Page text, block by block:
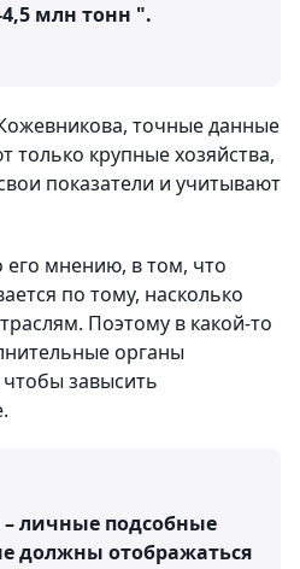
млн тонн ".
точные данные
только крупные хозяйства,
показатели и учитывают
мнению, в том, что
по тому, насколько
Поэтому в какой-то
органы
завысить
личные подсобные
должны отображаться